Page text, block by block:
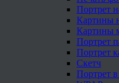
Портрет
Картины
Картины
Портрет
Портрет
Скетч
Портрет